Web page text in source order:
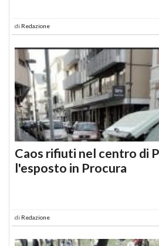
di Redazione
Caos rifiuti nel centro di
l'esposto in Procura
di Redazione